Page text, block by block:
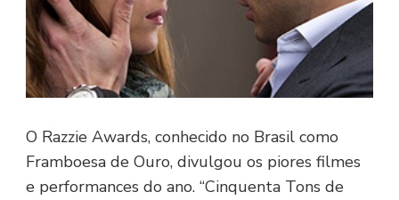
O Razzie Awards, conhecido no Brasil como
Framboesa de Ouro, divulgou os piores filmes
e performances do ano. “Cinquenta Tons de